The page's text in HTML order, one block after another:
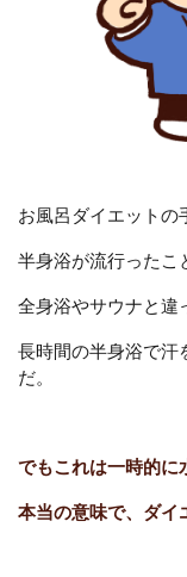
お風呂ダイエットの
半身浴が流行ったこ
全身浴やサウナと違
長時間の半身浴で汗
だ。
でもこれは一時的に
本当の意味で、ダイ